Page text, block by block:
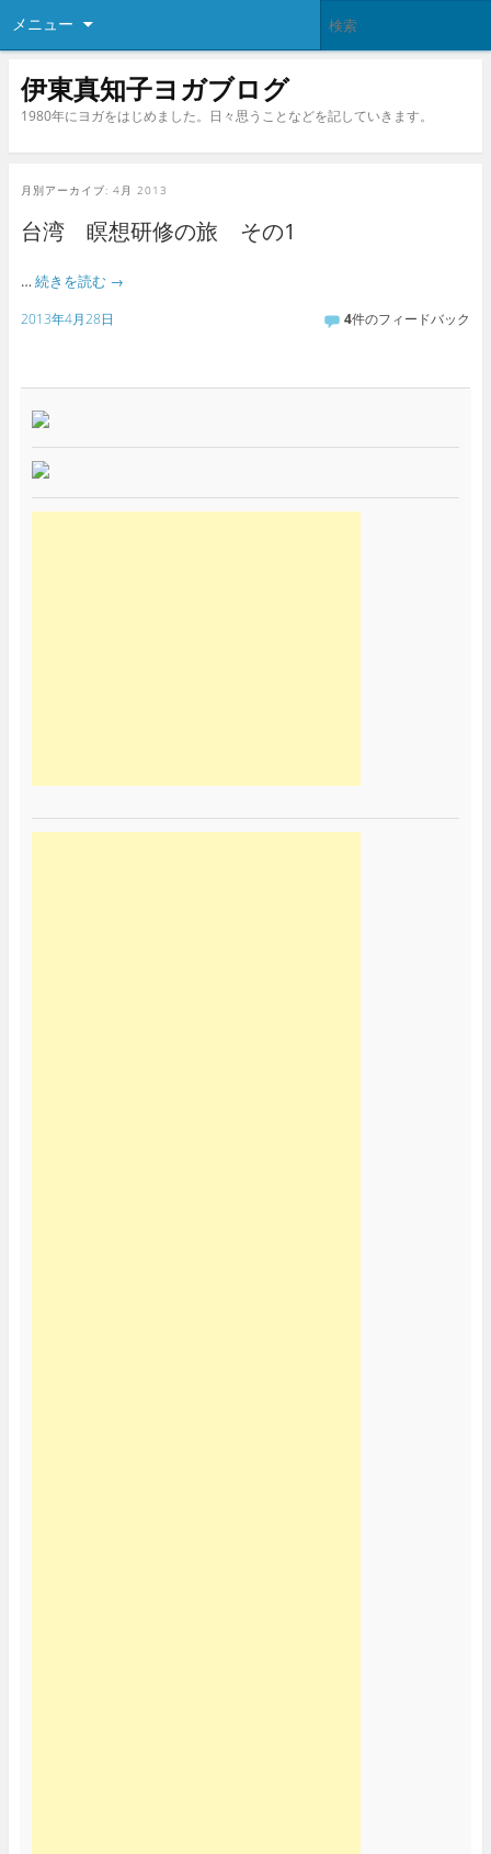
メニュー
伊東真知子ヨガブログ
1980年にヨガをはじめました。日々思うことなどを記していきます。
月別アーカイブ: 4月 2013
台湾 瞑想研修の旅 その1
… 続きを読む →
2013年4月28日 4件のフィードバック